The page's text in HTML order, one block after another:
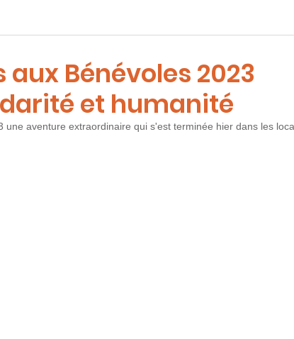
aux Bénévoles 2023
et humanité
une aventure extraordinaire qui s'est terminée hier dans les